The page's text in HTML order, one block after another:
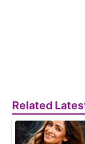
Related